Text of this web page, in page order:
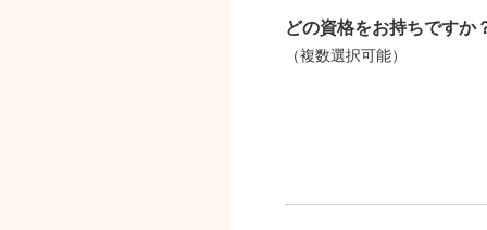
どの資格をお持ちですか
（複数選択可能）